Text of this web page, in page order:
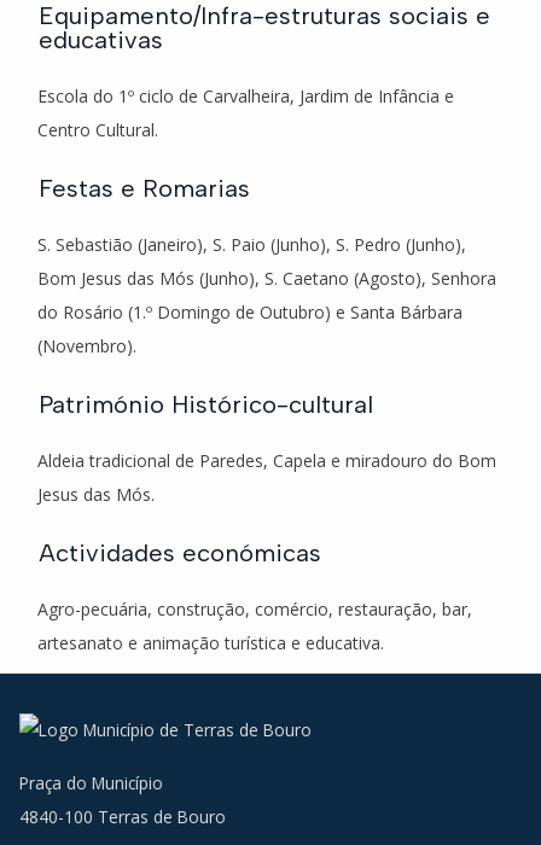
Equipamento/Infra-estruturas sociais e
educativas
Escola do 1º ciclo de Carvalheira, Jardim de Infância e
Centro Cultural.
Festas e Romarias
S. Sebastião (Janeiro), S. Paio (Junho), S. Pedro (Junho),
Bom Jesus das Mós (Junho), S. Caetano (Agosto), Senhora
do Rosário (1.º Domingo de Outubro) e Santa Bárbara
(Novembro).
Património Histórico-cultural
Aldeia tradicional de Paredes, Capela e miradouro do Bom
Jesus das Mós.
Actividades económicas
Agro-pecuária, construção, comércio, restauração, bar,
artesanato e animação turística e educativa.
Praça do Município
4840-100 Terras de Bouro